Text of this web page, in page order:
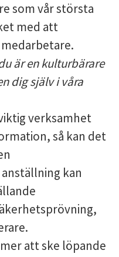
som vår största
med att
är en kulturbärare
dig själv i våra
verksamhet
så kan det
kan
att ske löpande